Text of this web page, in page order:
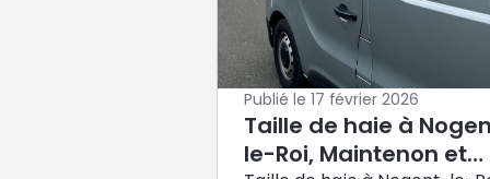
Publié le17 février 2026
Taille de haie à
le-Roi, Maintenon et